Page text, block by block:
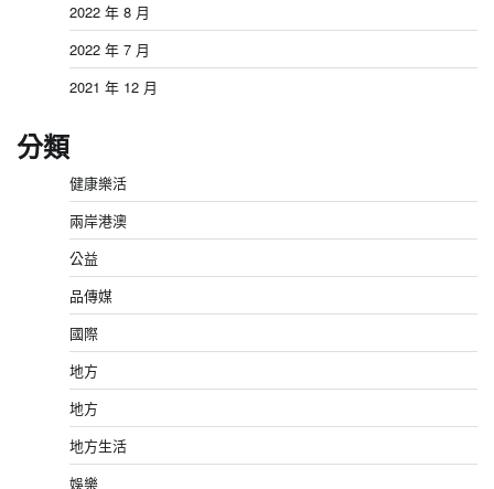
2022 年 8 月
2022 年 7 月
2021 年 12 月
分類
健康樂活
兩岸港澳
公益
品傳媒
國際
地方
地方
地方生活
娛樂